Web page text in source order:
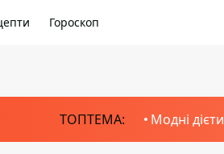
Гороскоп
ТОПТЕМА: Модні дієти